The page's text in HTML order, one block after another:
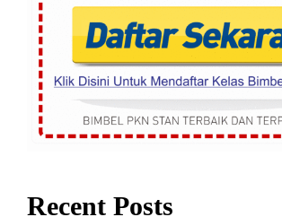
Recent Posts